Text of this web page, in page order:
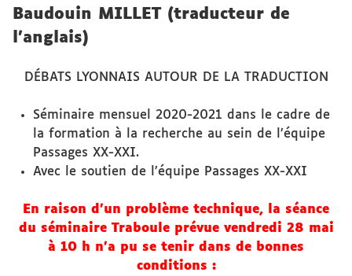
Baudouin MILLET (traducteur de
l’anglais)
DÉBATS LYONNAIS AUTOUR DE LA TRADUCTION
Séminaire mensuel 2020-2021 dans le cadre de
la formation à la recherche au sein de l’équipe
Passages XX-XXI.
Avec le soutien de l’équipe Passages XX-XXI
En raison d'un problème technique, la séance
du séminaire Traboule prévue vendredi 28 mai
à 10 h n'a pu se tenir dans de bonnes
conditions :